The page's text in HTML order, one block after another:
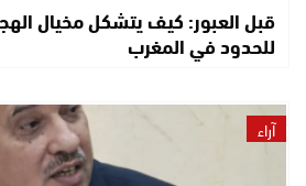
قبل العبور: كيف يتشكل مخيال
للحدود في المغرب
آراء